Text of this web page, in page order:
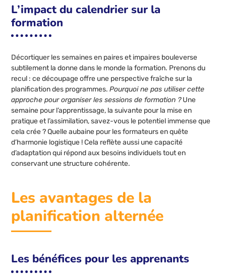
L’impact du calendrier sur la
formation
Décortiquer les semaines en paires et impaires bouleverse
subtilement la donne dans le monde la formation. Prenons du
recul : ce découpage offre une perspective fraîche sur la
planification des programmes.Pourquoi ne pas utiliser cette
approche pour organiser les sessions de formation ?Une
semaine pour l’apprentissage, la suivante pour la mise en
pratique et l’assimilation, savez-vous le potentiel immense que
cela crée ? Quelle aubaine pour les formateurs en quête
d’harmonie logistique ! Cela reflète aussi une capacité
d’adaptation qui répond aux besoins individuels tout en
conservant une structure cohérente.
Les avantages de la
planification alternée
Les bénéfices pour les apprenants